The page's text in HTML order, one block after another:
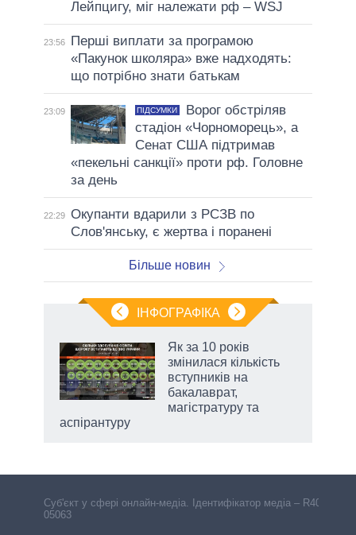
Лейпцигу, міг належати рф – WSJ
23:56
Перші виплати за програмою
«Пакунок школяра» вже надходять:
що потрібно знати батькам
23:09 ПІДСУМКИ
Ворог обстріляв
стадіон «Чорноморець», а
Сенат США підтримав
«пекельні санкції» проти рф. Головне
за день
22:29 Окупанти вдарили з РСЗВ по
Слов'янську, є жертва і поранені
Більше новин
ІНФОГРАФІКА
Як за 10 років
змінилася кількість
вступників на
бакалаврат,
магістратуру та
аспірантуру
Cуб'єкт у сфері онлайн-медіа. Ідентифікатор медіа – R40-
05063